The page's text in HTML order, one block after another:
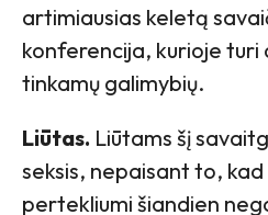
artimiausias keletą
konferencija, kurioje turi
tinkamų galimybių.
Liūtas. Liūtams šį
seksis, nepaisant to,
pertekliumi šiandien